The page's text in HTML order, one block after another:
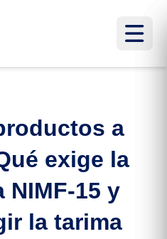
a
exige la
NIMF-15 y
la tarima